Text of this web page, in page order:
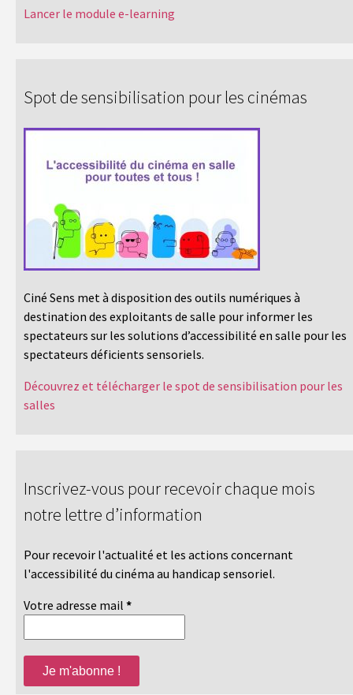
Lancer le module e-learning
Spot de sensibilisation pour les cinémas
Ciné Sens met à disposition des outils numériques à
destination des exploitants de salle pour informer les
spectateurs sur les solutions d’accessibilité en salle pour les
spectateurs déficients sensoriels.
Découvrez et télécharger le spot de sensibilisation pour les
salles
Inscrivez-vous pour recevoir chaque mois
notre lettre d’information
Pour recevoir l'actualité et les actions concernant
l'accessibilité du cinéma au handicap sensoriel.
Votre adresse mail *